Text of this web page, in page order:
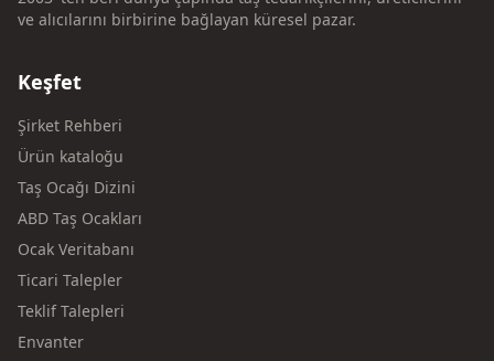
ve alıcılarını birbirine bağlayan küresel pazar.
Keşfet
Şirket Rehberi
Ürün kataloğu
Taş Ocağı Dizini
ABD Taş Ocakları
Ocak Veritabanı
Ticari Talepler
Teklif Talepleri
Envanter